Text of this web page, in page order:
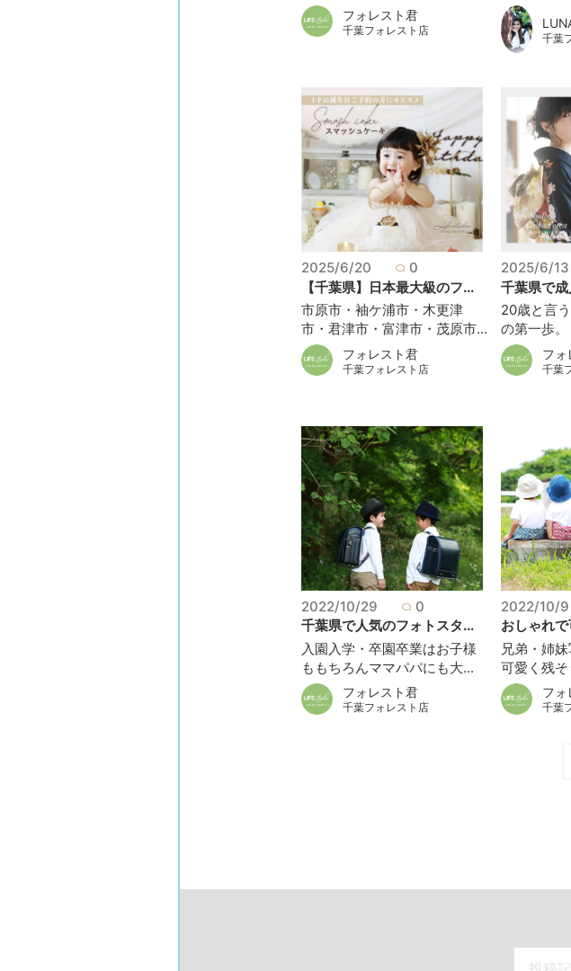
フォレスト君
千葉フォレスト店
千葉
2025/6/20
0
【千葉県】日本最大級のフ...
市原市・袖ケ浦市・木更津
市・君津市・富津市・茂原市...
フォレスト君
千葉フォレスト店
2025/6/13
千葉県で
20歳と言
の第一歩。
フォ
千葉
2022/10/29
0
千葉県で人気のフォトスタ...
入園入学・卒園卒業はお子様
ももちろんママパパにも大...
フォレスト君
千葉フォレスト店
2022/10/9
おしゃれ
兄弟・姉
可愛く残そ
フォ
千葉